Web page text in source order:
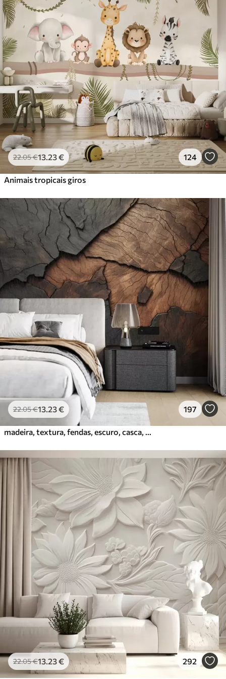
Standard
27.00 €/m²
Premium
56.6734.00€/m²
Vinil Premium
65.0039.00€/m²
Peel and Stick
81.6749.00€/m²
22.05€13 .23€ 124
Animais tropicais giros
22.05€13 .23€ 197
22.05€13 .23€ 292